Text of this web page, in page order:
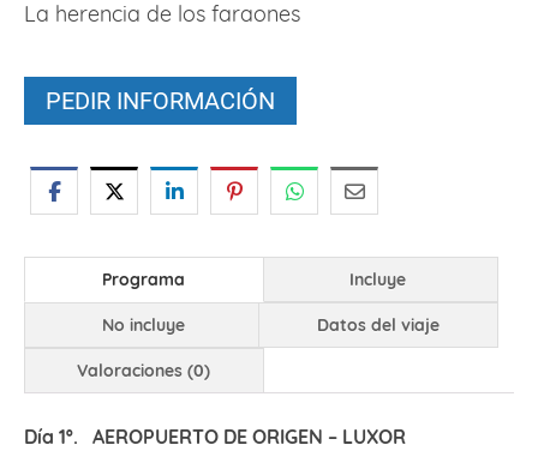
La herencia de los faraones
PEDIR INFORMACIÓN
Programa Incluye
No incluye Datos del viaje
Valoraciones (0)
Día 1º.
AEROPUERTO DE ORIGEN – LUXOR